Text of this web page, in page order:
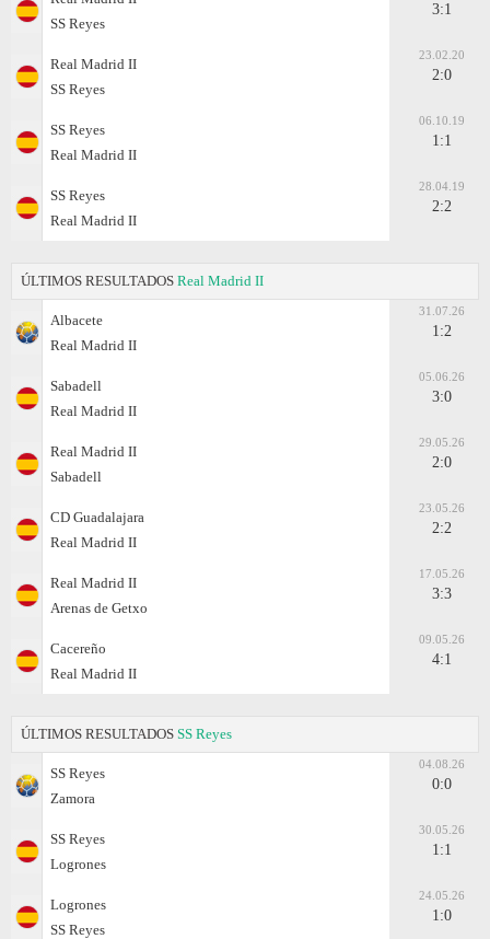
SS Reyes
3:1
Real Madrid II
SS Reyes
23.02.20
2:0
SS Reyes
Real Madrid II
06.10.19
1:1
SS Reyes
Real Madrid II
28.04.19
2:2
ÚLTIMOS RESULTADOS Real Madrid II
Albacete
Real Madrid II
31.07.26
1:2
Sabadell
Real Madrid II
05.06.26
3:0
Real Madrid II
Sabadell
29.05.26
2:0
CD Guadalajara
Real Madrid II
23.05.26
2:2
Real Madrid II
Arenas de Getxo
17.05.26
3:3
Cacereño
Real Madrid II
09.05.26
4:1
ÚLTIMOS RESULTADOS SS Reyes
SS Reyes
Zamora
04.08.26
0:0
SS Reyes
Logrones
30.05.26
1:1
Logrones
SS Reyes
24.05.26
1:0